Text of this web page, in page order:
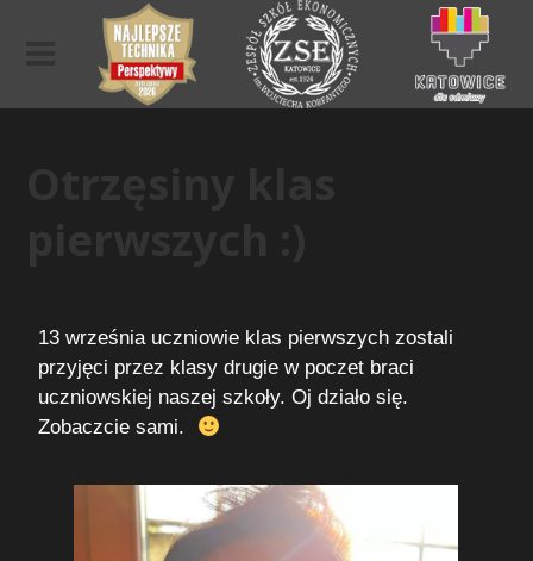
13 września uczniowie klas pierwszych zostali
przyjęci przez klasy drugie w poczet braci
uczniowskiej naszej szkoły. Oj działo się.
Zobaczcie sami.